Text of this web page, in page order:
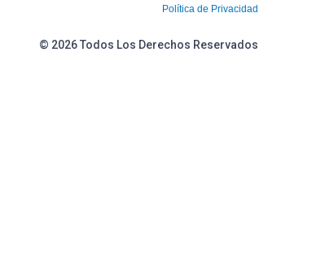
p
r
m
Política de Privacidad
© 2026 Todos Los Derechos Reservados